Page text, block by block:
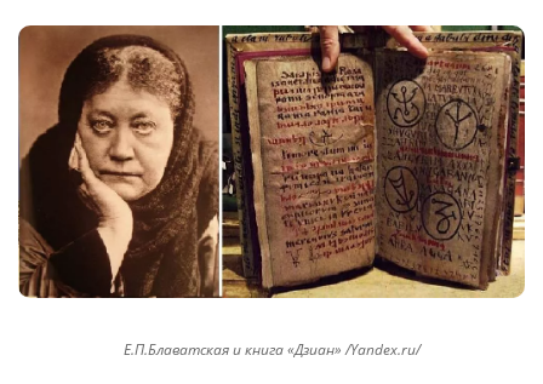
Е.П.Блаватская и книга «Дзиан» /Yandex.ru/